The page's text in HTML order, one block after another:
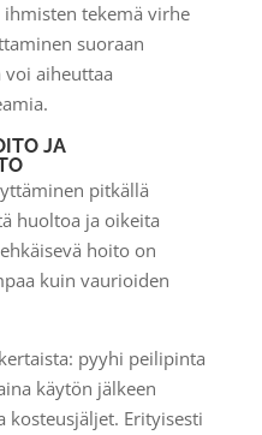
tekemä virhe
suoraan
aiheuttaa
JA
pitkällä
huoltoa ja oikeita
hoito on
kuin vaurioiden
pyyhi peilipinta
käytön jälkeen
kosteusjäljet. Erityisesti